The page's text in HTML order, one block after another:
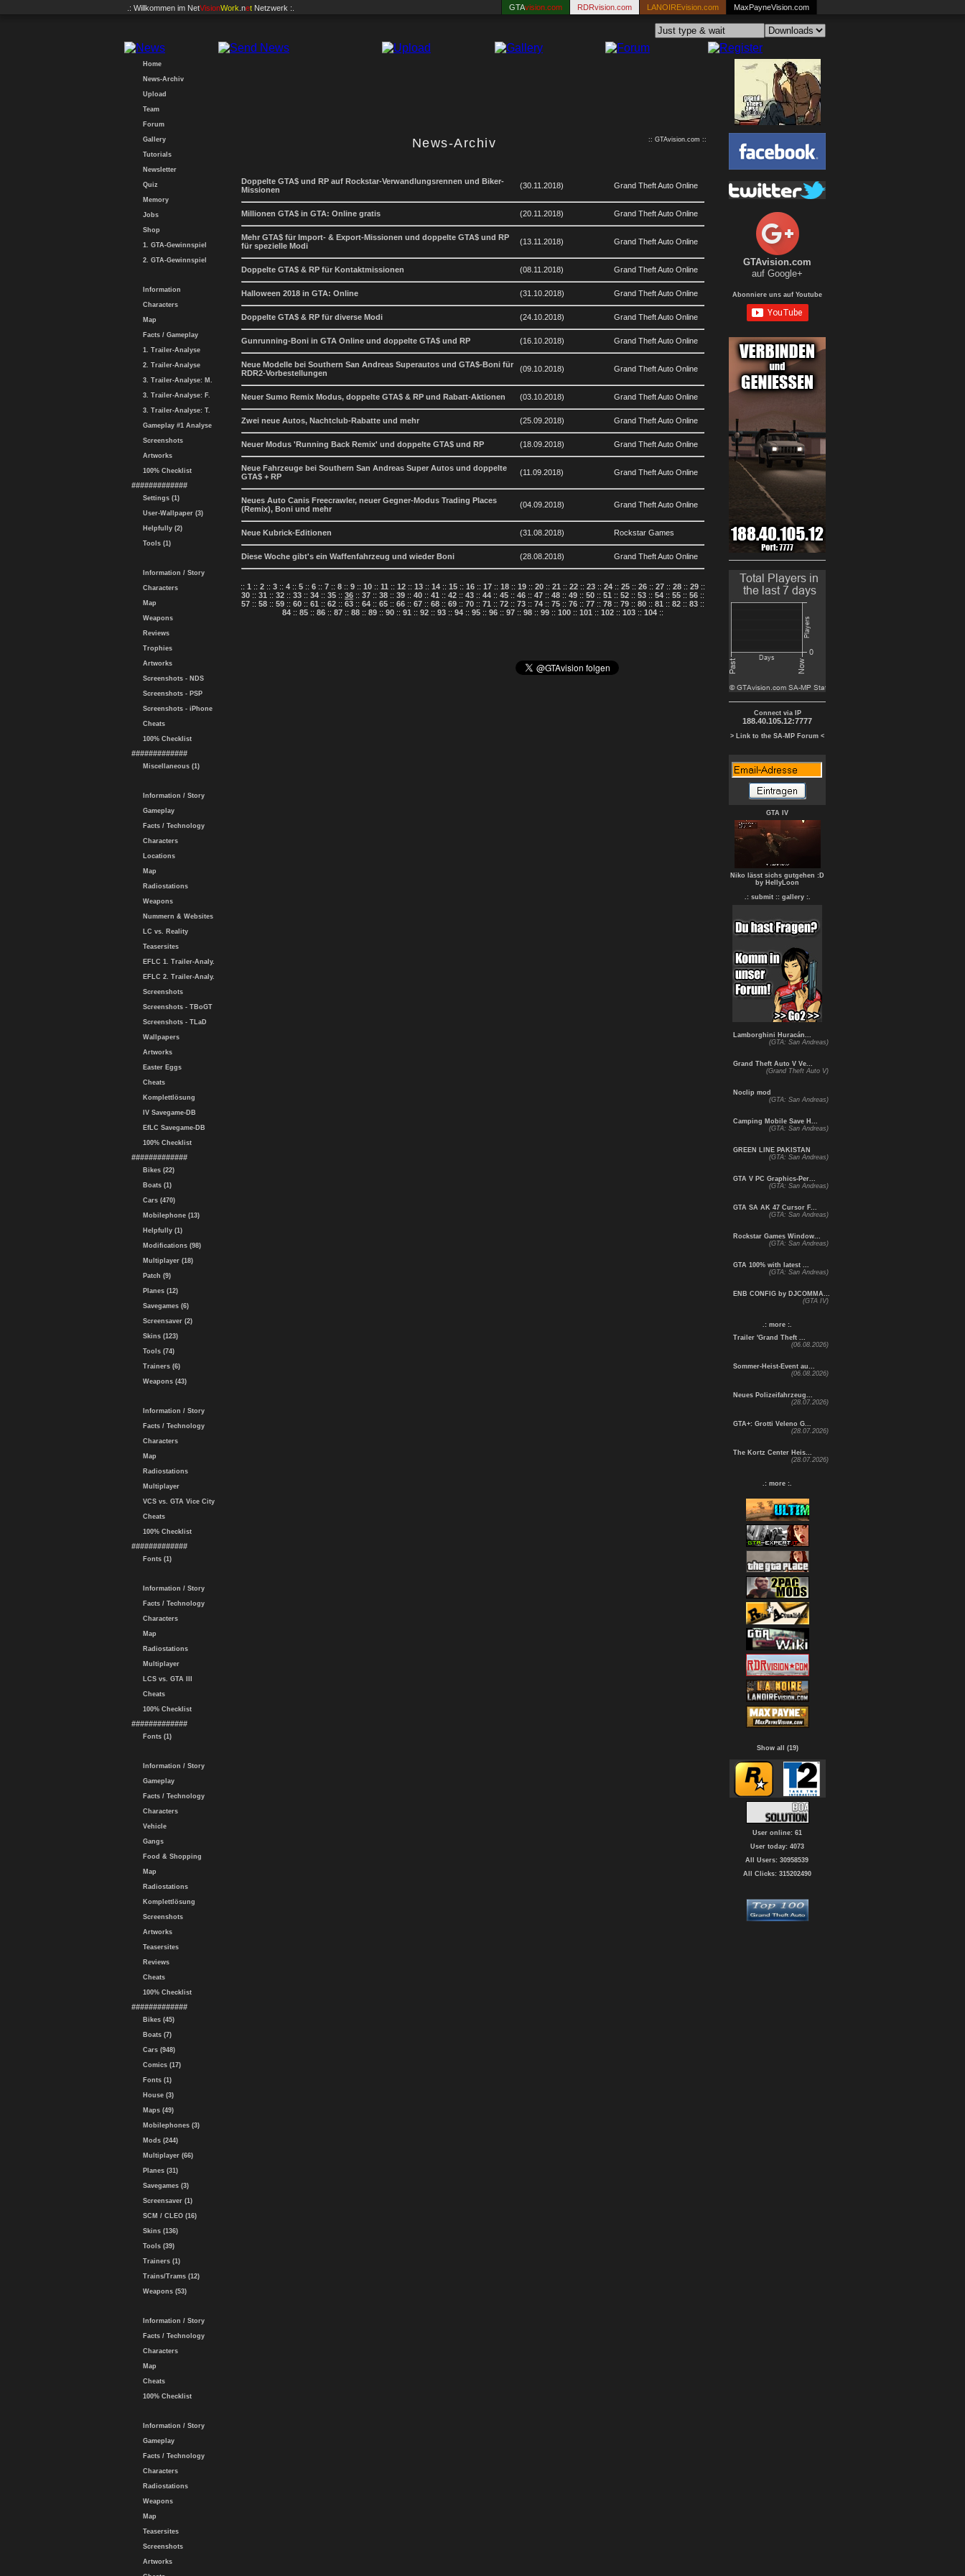
.: Willkommen im NetVisionWork .net Netzwerk :. GTAvision.com RDRvision.com LANOIREvision.com MaxPayneVision.com
Home
News-Archiv
Upload
Team
Forum
Gallery
Tutorials
Newsletter
Quiz
Memory
Jobs
Shop
1. GTA-Gewinnspiel
2. GTA-Gewinnspiel
Information
Characters
Map
Facts / Gameplay
1. Trailer-Analyse
2. Trailer-Analyse
3. Trailer-Analyse: M.
3. Trailer-Analyse: F.
3. Trailer-Analyse: T.
Gameplay #1 Analyse
Screenshots
Artworks
100% Checklist
#############
Settings (1)
User-Wallpaper (3)
Helpfully (2)
Tools (1)
Information / Story
Characters
Map
Weapons
Reviews
Trophies
Artworks
Screenshots - NDS
Screenshots - PSP
Screenshots - iPhone
Cheats
100% Checklist
#############
Miscellaneous (1)
Information / Story
Gameplay
Facts / Technology
Characters
Locations
Map
Radiostations
Weapons
Nummern & Websites
LC vs. Reality
Teasersites
EFLC 1. Trailer-Analy.
EFLC 2. Trailer-Analy.
Screenshots
Screenshots - TBoGT
Screenshots - TLaD
Wallpapers
Artworks
Easter Eggs
Cheats
Komplettlösung
IV Savegame-DB
EfLC Savegame-DB
100% Checklist
#############
Bikes (22)
Boats (1)
Cars (470)
Mobilephone (13)
Helpfully (1)
Modifications (98)
Multiplayer (18)
Patch (9)
Planes (12)
Savegames (6)
Screensaver (2)
Skins (123)
Tools (74)
Trainers (6)
Weapons (43)
Information / Story
Facts / Technology
Characters
Map
Radiostations
Multiplayer
VCS vs. GTA Vice City
Cheats
100% Checklist
#############
Fonts (1)
Information / Story
Facts / Technology
Characters
Map
Radiostations
Multiplayer
LCS vs. GTA III
Cheats
100% Checklist
#############
Fonts (1)
Information / Story
Gameplay
Facts / Technology
Characters
Vehicle
Gangs
Food & Shopping
Map
Radiostations
Komplettlösung
Screenshots
Artworks
Teasersites
Reviews
Cheats
100% Checklist
#############
Bikes (45)
Boats (7)
Cars (948)
Comics (17)
Fonts (1)
House (3)
Maps (49)
Mobilephones (3)
Mods (244)
Multiplayer (66)
Planes (31)
Savegames (3)
Screensaver (1)
SCM / CLEO (16)
Skins (136)
Tools (39)
Trainers (1)
Trains/Trams (12)
Weapons (53)
Information / Story
Facts / Technology
Characters
Map
Cheats
100% Checklist
Information / Story
Gameplay
Facts / Technology
Characters
Radiostations
Weapons
Map
Teasersites
Screenshots
Artworks
News-Archiv :: GTAvision.com ::
Doppelte GTA$ und RP auf Rockstar-Verwandlungsrennen und Biker-
Missionen
(30.11.2018) Grand Theft Auto Online
Millionen GTA$ in GTA: Online gratis (20.11.2018) Grand Theft Auto Online
Mehr GTA$ für Import- & Export-Missionen und doppelte GTA$ und RP
für spezielle Modi
(13.11.2018) Grand Theft Auto Online
Doppelte GTA$ & RP für Kontaktmissionen (08.11.2018) Grand Theft Auto Online
Halloween 2018 in GTA: Online (31.10.2018) Grand Theft Auto Online
Doppelte GTA$ & RP für diverse Modi (24.10.2018) Grand Theft Auto Online
Gunrunning-Boni in GTA Online und doppelte GTA$ und RP (16.10.2018) Grand Theft Auto Online
Neue Modelle bei Southern San Andreas Superautos und GTA$-Boni für
RDR2-Vorbestellungen
(09.10.2018) Grand Theft Auto Online
Neuer Sumo Remix Modus, doppelte GTA$ & RP und Rabatt-Aktionen (03.10.2018) Grand Theft Auto Online
Zwei neue Autos, Nachtclub-Rabatte und mehr (25.09.2018) Grand Theft Auto Online
Neuer Modus 'Running Back Remix' und doppelte GTA$ und RP (18.09.2018) Grand Theft Auto Online
Neue Fahrzeuge bei Southern San Andreas Super Autos und doppelte
GTA$ + RP
(11.09.2018) Grand Theft Auto Online
Neues Auto Canis Freecrawler, neuer Gegner-Modus Trading Places
(Remix), Boni und mehr
(04.09.2018) Grand Theft Auto Online
Neue Kubrick-Editionen (31.08.2018) Rockstar Games
Diese Woche gibt's ein Waffenfahrzeug und wieder Boni (28.08.2018) Grand Theft Auto Online
:: 1 :: 2 :: 3 :: 4 :: 5 :: 6 :: 7 :: 8 :: 9 :: 10 :: 11 :: 12 :: 13 :: 14 :: 15 :: 16 :: 17 :: 18 :: 19 :: 20 :: 21 :: 22 :: 23 :: 24 :: 25 :: 26 :: 27 :: 28 :: 29 ::
30 :: 31 :: 32 :: 33 :: 34 :: 35 :: 36 :: 37 :: 38 :: 39 :: 40 :: 41 :: 42 :: 43 :: 44 :: 45 :: 46 :: 47 :: 48 :: 49 :: 50 :: 51 :: 52 :: 53 :: 54 :: 55 :: 56 ::
57 :: 58 :: 59 :: 60 :: 61 :: 62 :: 63 :: 64 :: 65 :: 66 :: 67 :: 68 :: 69 :: 70 :: 71 :: 72 :: 73 :: 74 :: 75 :: 76 :: 77 :: 78 :: 79 :: 80 :: 81 :: 82 :: 83 ::
84 :: 85 :: 86 :: 87 :: 88 :: 89 :: 90 :: 91 :: 92 :: 93 :: 94 :: 95 :: 96 :: 97 :: 98 :: 99 :: 100 :: 101 :: 102 :: 103 :: 104 ::
GTAvision.com
auf Google+
Abonniere uns auf Youtube
Connect via IP
188.40.105.12:7777
> Link to the SA-MP Forum <
GTA IV
Niko lässt sichs gutgehen :D
by HellyLoon
.: submit : : gallery :.
Lamborghini Huracán...
(GTA: San Andreas)
Grand Theft Auto V Ve...
(Grand Theft Auto V)
Noclip mod
(GTA: San Andreas)
Camping Mobile Save H...
(GTA: San Andreas)
GREEN LINE PAKISTAN
(GTA: San Andreas)
GTA V PC Graphics-Per...
(GTA: San Andreas)
GTA SA AK 47 Cursor F...
(GTA: San Andreas)
Rockstar Games Window...
(GTA: San Andreas)
GTA 100% with latest ...
(GTA: San Andreas)
ENB CONFIG by DJCOMMA...
(GTA IV)
.: more :.
Trailer 'Grand Theft ...
(06.08.2026)
Sommer-Heist-Event au...
(06.08.2026)
Neues Polizeifahrzeug...
(28.07.2026)
GTA+: Grotti Veleno G...
(28.07.2026)
The Kortz Center Heis...
(28.07.2026)
.: more :.
Show all (19)
User online: 61
User today: 4073
All Users: 30958539
All Clicks: 315202490